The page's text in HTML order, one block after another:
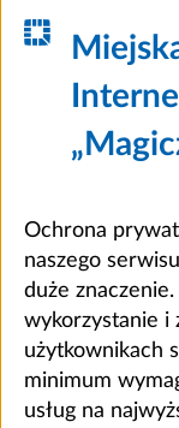
Ochrona
naszego
duże
wykorzystanie i
użytkownikach
minimum
usług na